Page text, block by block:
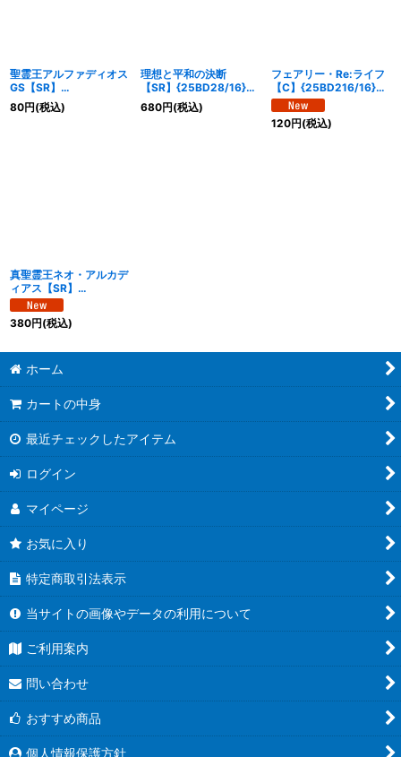
聖霊王アルファディオス
GS【SR】
{25BD22/16}《光》
80円(税込)
理想と平和の決断
【SR】{25BD28/16}
《多》
680円(税込)
フェアリー・Re:ライフ
【C】{25BD216/16}
《自然》
120円(税込)
真聖霊王ネオ・アルカデ
ィアス【SR】
{25BD2SP2/SP7}
《光》
380円(税込)
ホーム
カートの中身
最近チェックしたアイテム
ログイン
マイページ
お気に入り
特定商取引法表示
当サイトの画像やデータの利用について
ご利用案内
問い合わせ
おすすめ商品
個人情報保護方針